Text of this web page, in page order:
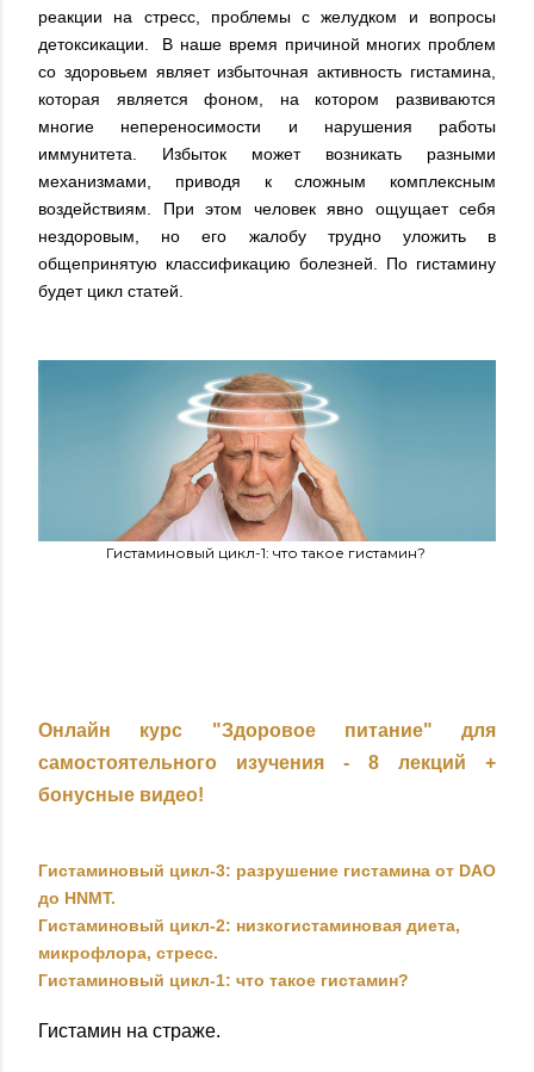
реакции на стресс, проблемы с желудком и вопросы
детоксикации. В наше время причиной многих проблем
со здоровьем являет избыточная активность гистамина,
которая является фоном, на котором развиваются
многие непереносимости и нарушения работы
иммунитета. Избыток может возникать разными
механизмами, приводя к сложным комплексным
воздействиям. При этом человек явно ощущает себя
нездоровым, но его жалобу трудно уложить в
общепринятую классификацию болезней. По гистамину
будет цикл статей.
Гистаминовый цикл-1: что такое гистамин?
Онлайн курс "Здоровое питание" для
самостоятельного изучения - 8 лекций +
бонусные видео!
Гистаминовый цикл-3: разрушение гистамина от DAO
до HNMT.
Гистаминовый цикл-2: низкогистаминовая диета,
микрофлора, стресс.
Гистаминовый цикл-1: что такое гистамин?
Гистамин на страже.